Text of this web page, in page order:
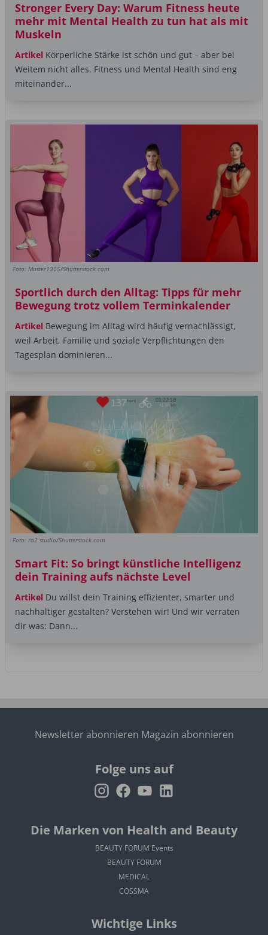
Stronger Every Day: Warum Fitness heute
mehr mit Mental Health zu tun hat als mit
Muskeln
Artikel Körperliche Stärke ist schön und gut – aber bei
Weitem nicht alles. Fitness und Mental Health sind eng
miteinander...
Foto: Master1305/Shutterstock.com
Sportlich durch den Alltag: Tipps für mehr
Bewegung trotz vollem Terminkalender
Artikel Bewegung im Alltag wird häufig vernachlässigt,
weil Arbeit, Familie und soziale Verpflichtungen den
Tagesplan dominieren...
Foto: ra2 studio/Shutterstock.com
Smart Fit: So bringt künstliche Intelligenz
dein Training aufs nächste Level
Artikel Du willst dein Training effizienter, smarter und
nachhaltiger gestalten? Verstehen wir! Und wir verraten
dir was: Dann...
Newsletter abonnieren Magazin abonnieren
Folge uns auf
Die Marken von Health and Beauty
BEAUTY FORUM Events
BEAUTY FORUM
MEDICAL
COSSMA
Wichtige Links